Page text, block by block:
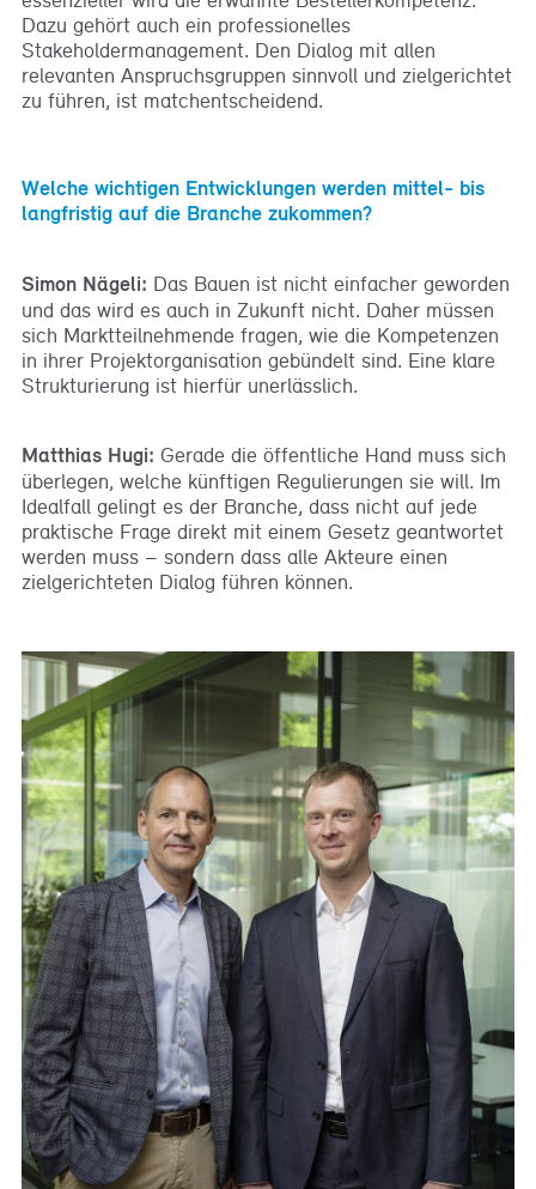
Dazu gehört auch ein professionelles
Stakeholdermanagement. Den Dialog mit allen
relevanten Anspruchsgruppen sinnvoll und zielgerichtet
zu führen, ist matchentscheidend.
Welche wichtigen Entwicklungen werden mittel- bis
langfristig auf die Branche zukommen?
Simon Nägeli: Das Bauen ist nicht einfacher geworden
und das wird es auch in Zukunft nicht. Daher müssen
sich Marktteilnehmende fragen, wie die Kompetenzen
in ihrer Projektorganisation gebündelt sind. Eine klare
Strukturierung ist hierfür unerlässlich.
Matthias Hugi: Gerade die öffentliche Hand muss sich
überlegen, welche künftigen Regulierungen sie will. Im
Idealfall gelingt es der Branche, dass nicht auf jede
praktische Frage direkt mit einem Gesetz geantwortet
werden muss – sondern dass alle Akteure einen
zielgerichteten Dialog führen können.